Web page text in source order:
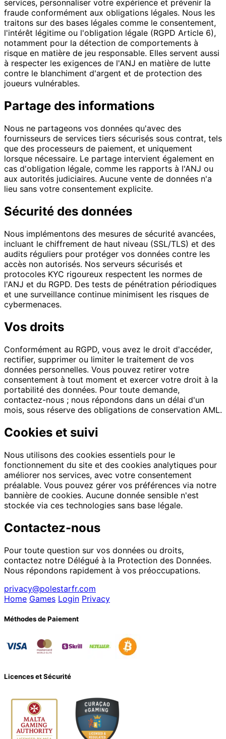
services, personnaliser votre expérience et prévenir la
fraude conformément aux obligations légales. Nous les
traitons sur des bases légales comme le consentement,
l'intérêt légitime ou l'obligation légale (RGPD Article 6),
notamment pour la détection de comportements à
risque en matière de jeu responsable. Elles servent aussi
à respecter les exigences de l'ANJ en matière de lutte
contre le blanchiment d'argent et de protection des
joueurs vulnérables.
Partage des informations
Nous ne partageons vos données qu'avec des
fournisseurs de services tiers sécurisés sous contrat, tels
que des processeurs de paiement, et uniquement
lorsque nécessaire. Le partage intervient également en
cas d'obligation légale, comme les rapports à l'ANJ ou
aux autorités judiciaires. Aucune vente de données n'a
lieu sans votre consentement explicite.
Sécurité des données
Nous implémentons des mesures de sécurité avancées,
incluant le chiffrement de haut niveau (SSL/TLS) et des
audits réguliers pour protéger vos données contre les
accès non autorisés. Nos serveurs sécurisés et
protocoles KYC rigoureux respectent les normes de
l'ANJ et du RGPD. Des tests de pénétration périodiques
et une surveillance continue minimisent les risques de
cybermenaces.
Vos droits
Conformément au RGPD, vous avez le droit d'accéder,
rectifier, supprimer ou limiter le traitement de vos
données personnelles. Vous pouvez retirer votre
consentement à tout moment et exercer votre droit à la
portabilité des données. Pour toute demande,
contactez-nous ; nous répondons dans un délai d'un
mois, sous réserve des obligations de conservation AML.
Cookies et suivi
Nous utilisons des cookies essentiels pour le
fonctionnement du site et des cookies analytiques pour
améliorer nos services, avec votre consentement
préalable. Vous pouvez gérer vos préférences via notre
bannière de cookies. Aucune donnée sensible n'est
stockée via ces technologies sans base légale.
Contactez-nous
Pour toute question sur vos données ou droits,
contactez notre Délégué à la Protection des Données.
Nous répondons rapidement à vos préoccupations.
privacy@polestarfr.com
Home Games Login Privacy
Méthodes de Paiement
Licences et Sécurité